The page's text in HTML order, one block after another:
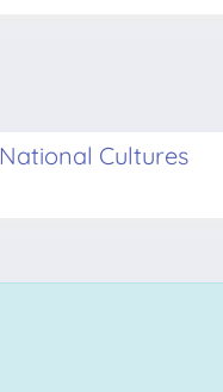
Cultures